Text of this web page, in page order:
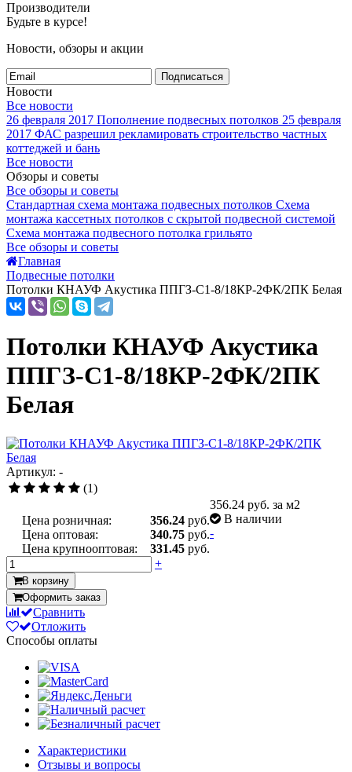
Производители
Будьте в курсе!
Новости, обзоры и акции
Подписаться
Новости
Все новости
26 февраля 2017 Пополнение подвесных потолков 25 февраля
2017 ФАС разрешил рекламировать строительство частных
коттеджей и бань
Все новости
Обзоры и советы
Все обзоры и советы
Стандартная схема монтажа подвесных потолков Схема
монтажа кассетных потолков с скрытой подвесной системой
Схема монтажа подвесного потолка грильято
Все обзоры и советы
Главная
Подвесные потолки
Потолки КНАУФ Акустика ППГЗ-С1-8/18КР-2ФК/2ПК Белая
Потолки КНАУФ Акустика
ППГЗ-С1-8/18КР-2ФК/2ПК
Белая
Артикул: -
(1)
Цена розничная: 356.24 руб.
Цена оптовая:
340.75 руб.
Цена крупнооптовая:
331.45 руб.
356.24 руб. за м2
В наличии
-
+
В корзину
Оформить заказ
Сравнить
Отложить
Способы оплаты
Характеристики
Отзывы и вопросы